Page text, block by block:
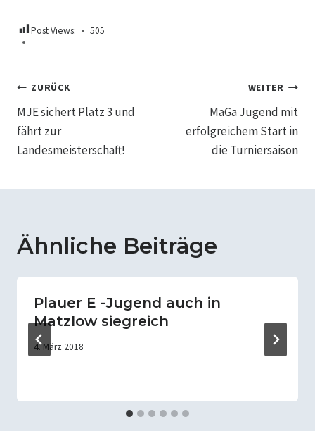
Post Views: 505
Beitragsnavigation
ZURÜCK
MJE sichert Platz 3 und
fährt zur
Landesmeisterschaft!
WEITER
MaGa Jugend mit
erfolgreichem Start in
die Turniersaison
Ähnliche Beiträge
Plauer E -Jugend auch in
Matzlow siegreich
4. März 2018